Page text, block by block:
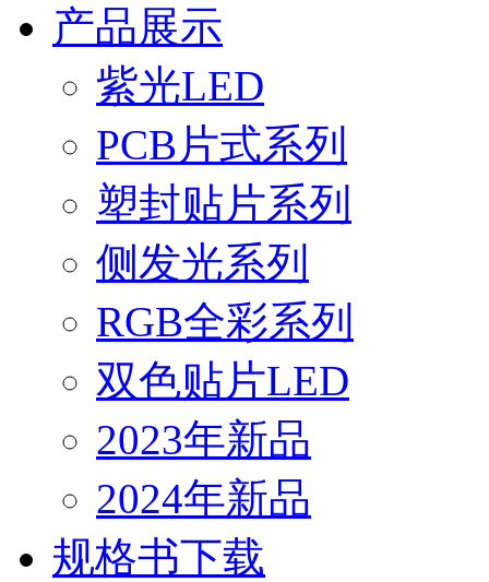
产品展示
紫光LED
PCB片式系列
塑封贴片系列
侧发光系列
RGB全彩系列
双色贴片LED
2023年新品
2024年新品
规格书下载